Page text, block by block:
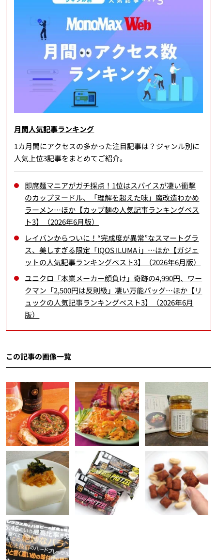
月間人気記事ランキング
1カ月間にアクセスの多かった注目記事は？ジャンル別に
人気上位3記事をまとめてご紹介。
即席麺マニアがガチ採点！1位はスパイスが凄い衝撃
のカップヌードル、「理解を超えた味」魔改造わかめ
ラーメン…ほか【カップ麺の人気記事ランキングベス
ト3】（2026年6月版）
レイバンからついに！“完成度が異常”なスマートグラ
ス、美しすぎる限定「IQOS ILUMA i」…ほか【ガジェ
ットの人気記事ランキングベスト3】（2026年6月版）
ユニクロ「本業メーカー顔負け」奇跡の4,990円、ワー
クマン「2,500円は反則級」凄い万能バッグ…ほか【リ
ュックの人気記事ランキングベスト3】（2026年6月
版）
この記事の画像一覧